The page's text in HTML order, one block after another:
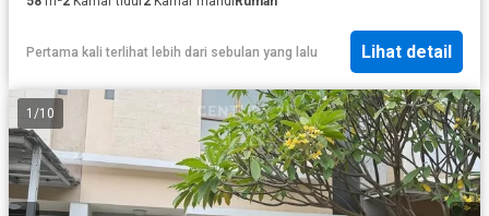
Pertama kali terlihat lebih dari sebulan yang lalu Lihat detail
1 /10